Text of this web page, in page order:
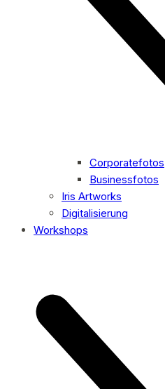
Corporatefotos
Businessfotos
Iris Artworks
Digitalisierung
Workshops